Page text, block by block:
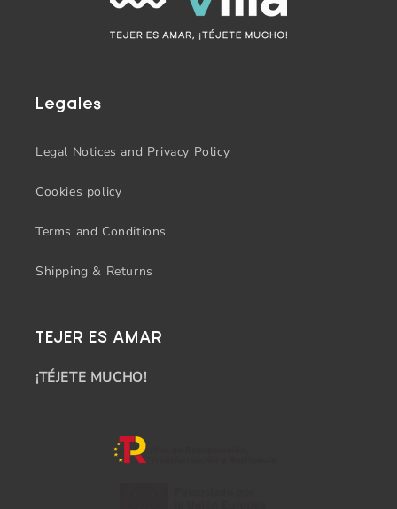
Legales
Legal Notices and Privacy Policy
Cookies policy
Terms and Conditions
Shipping & Returns
TEJER ES AMAR
¡TÉJETE MUCHO!